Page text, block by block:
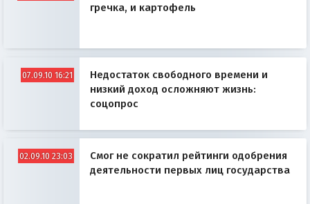
гречка, и картофель
07.09.10 16:21
Недостаток свободного времени и
низкий доход осложняют жизнь:
соцопрос
02.09.10 23:03
Смог не сократил рейтинги одобрения
деятельности первых лиц государства